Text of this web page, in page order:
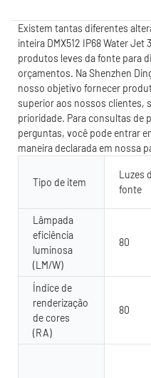
Existem tantas diferentes
inteira DMX512 IP68 Water Jet
produtos leves da fonte para
orçamentos. Na Shenzhen
nosso objetivo fornecer
superior aos nossos clientes,
prioridade. Para consultas de
perguntas, você pode entrar
maneira declarada em nossa
Tipo de item
Luzes
fonte
Lâmpada
eficiência
luminosa
(LM/W)
80
Índice de
renderização
de cores
(RA)
80